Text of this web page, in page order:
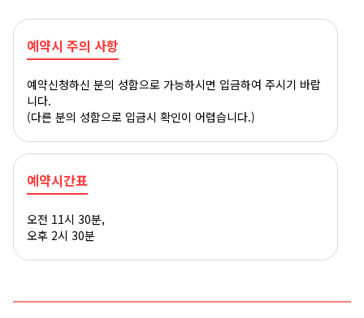
예약시 주의 사항
예약신청하신 분의 성함으로 가능하시면 입금하여 주시기 바랍
니다.
(다른 분의 성함으로 입금시 확인이 어렵습니다.)
예약시간표
오전 11시 30분,
오후 2시 30분